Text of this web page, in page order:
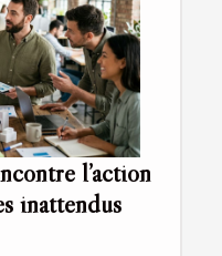
l’action
inattendus